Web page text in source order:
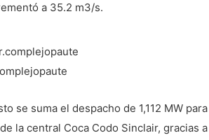
a 35.2 m3/s.
se suma el despacho de 1,112 MW
la central Coca Codo Sinclair, gracias